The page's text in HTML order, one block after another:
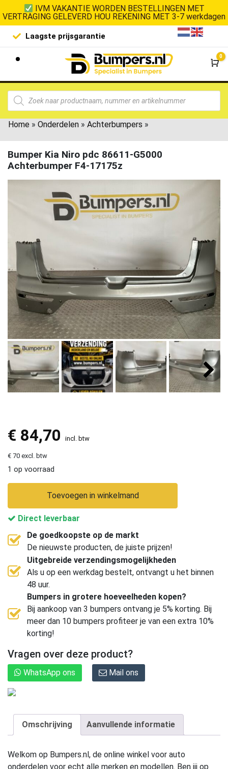
IVM VAKANTIE WORDEN BESTELLINGEN MET
VERTRAGING GELEVERD HOU REKENING MET 3-7 werkdagen
Laagste prijsgarantie De
0
Home » Onderdelen » Achterbumpers »
Bumper Kia Niro pdc 86611-G5000
Achterbumper F4-17175z
€ 84,70 incl. btw
€ 70 excl. btw
1 op voorraad
Toevoegen in winkelmand
Direct leverbaar
De goedkoopste op de markt
De nieuwste producten, de juiste prijzen!
Uitgebreide verzendingsmogelijkheden
Als u op een werkdag bestelt, ontvangt u het binnen
48 uur.
Bumpers in grotere hoeveelheden kopen?
Bij aankoop van 3 bumpers ontvang je 5% korting. Bij
meer dan 10 bumpers profiteer je van een extra 10%
korting!
Vragen over deze product?
WhatsApp ons Mail ons
Omschrijving Aanvullende informatie
Welkom op Bumpers.nl, de online winkel voor auto
onderdelen voor echt alle merken en modellen. Ben jij op